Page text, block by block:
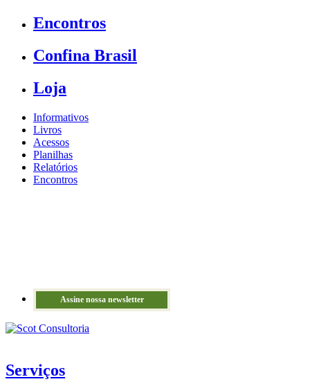
Encontros
Confina Brasil
Loja
Informativos
Livros
Acessos
Planilhas
Relatórios
Encontros
Assine nossa newsletter
Serviços